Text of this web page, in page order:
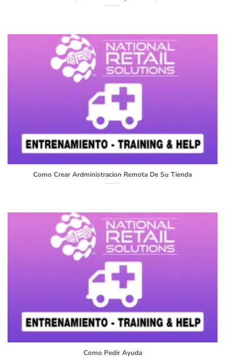
Como Crear Ardministracion Remota De Su Tienda
Como Pedir Ayuda